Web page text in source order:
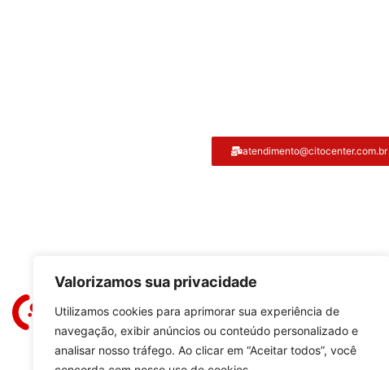
Valorizamos sua privacidade
Utilizamos cookies para aprimorar sua experiência de
navegação, exibir anúncios ou conteúdo personalizado e
analisar nosso tráfego. Ao clicar em “Aceitar todos”, você
atendimento@citocenter.com.br